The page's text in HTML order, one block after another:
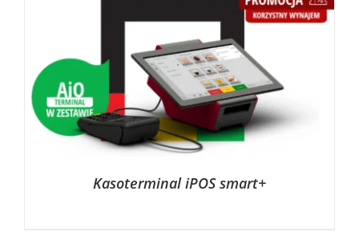
Kasoterminal iPOS smart+